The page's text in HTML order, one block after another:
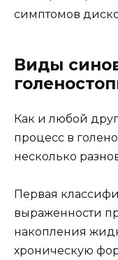
симптомов
Виды
Как и любой
процесс в
несколько
Первая
выраженности
накопления
хроническую